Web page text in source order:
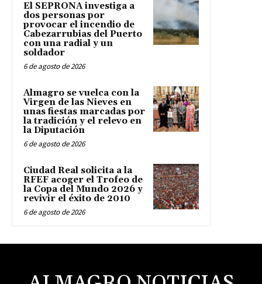
El SEPRONA investiga a
dos personas por
provocar el incendio de
Cabezarrubias del Puerto
con una radial y un
soldador
6 de agosto de 2026
Almagro se vuelca con la
Virgen de las Nieves en
unas fiestas marcadas por
la tradición y el relevo en
la Diputación
6 de agosto de 2026
Ciudad Real solicita a la
RFEF acoger el Trofeo de
la Copa del Mundo 2026 y
revivir el éxito de 2010
6 de agosto de 2026